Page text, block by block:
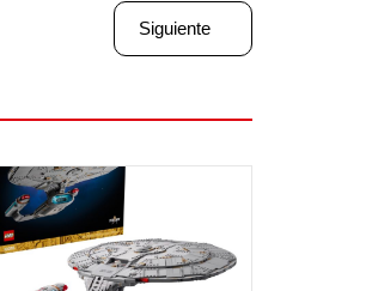
Siguiente